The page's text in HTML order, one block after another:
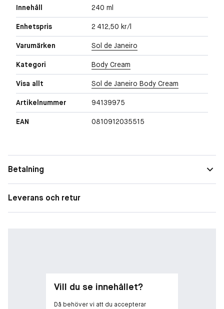
Innehåll 240 ml
Enhetspris 2 412,50 kr/l
Varumärken Sol de Janeiro
Kategori Body Cream
Visa allt Sol de Janeiro Body Cream
Artikelnummer 94139975
EAN 0810912035515
Betalning
Leverans och retur
Vill du se innehållet?
Då behöver vi att du accepterar